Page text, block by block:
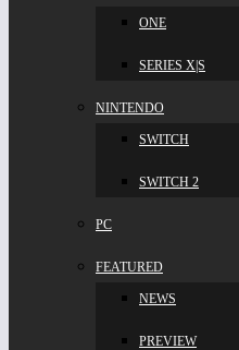
ONE
SERIES X|S
NINTENDO
SWITCH
SWITCH 2
PC
FEATURED
NEWS
PREVIEW